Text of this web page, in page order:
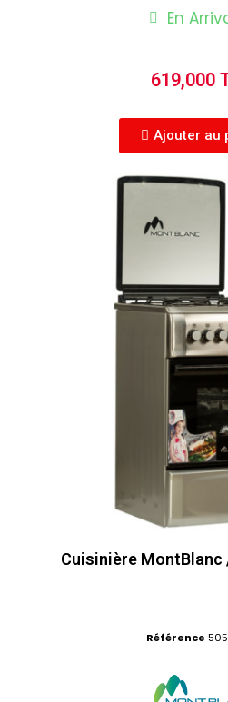
En
619,000
Ajouter au
Cuisinière MontBlanc
Référence